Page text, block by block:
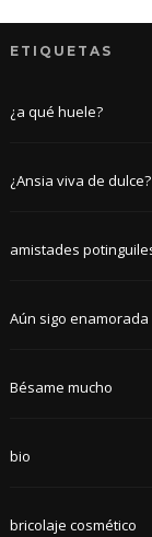
ETIQUETAS
¿a qué huele?
¿Ansia viva de dulce?
amistades
Aún sigo enamorada
Bésame mucho
bio
bricolaje cosmético